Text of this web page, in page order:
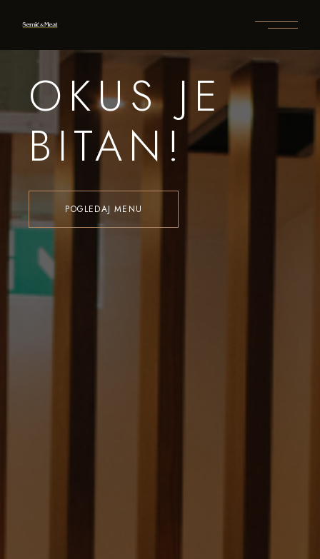
OKUS JE
BITAN!
POGLEDAJ MENU